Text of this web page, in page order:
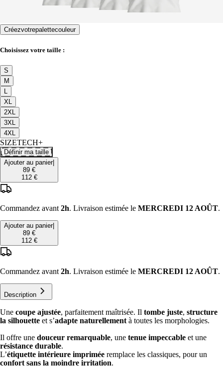
Créezvotrepalettecouleur
Choisissez votre taille :
S
M
L
XL
2XL
3XL
4XL
SIZETECH+
Définir ma taille
Ajouter au panier|
89 €
112 €
Commandez avant 2h. Livraison estimée le MERCREDI 12 AOÛT.
Ajouter au panier|
89 €
112 €
Commandez avant 2h. Livraison estimée le MERCREDI 12 AOÛT.
Description
Une coupe ajustée, parfaitement maîtrisée. Il tombe juste, structure
la silhouette et s’adapte naturellement à toutes les morphologies.
Il offre une douceur remarquable, une tenue impeccable et une
résistance durable.
L’étiquette intérieure imprimée remplace les classiques, pour un
confort sans la moindre irritation.